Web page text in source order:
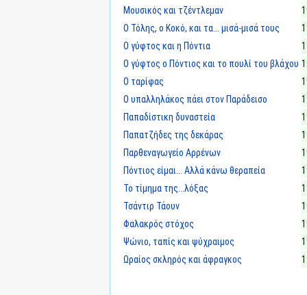
Μουσικός και τζέντλεμαν
Ο Τόλης, ο Κοκό, και τα... μισά-μισά τους
Ο γύφτος και η Πόντια
Ο γύφτος ο Πόντιος και το πουλί του βλάχου
Ο ταρίφας
Ο υπαλληλάκος πάει στον Παράδεισο
Παπαδίστικη δυναστεία
Παπατζήδες της δεκάρας
Παρθεναγωγείο Αρρένων
Πόντιος είμαι... Αλλά κάνω θεραπεία
Το τίμημα της...λόξας
Τσάντιρ Τάουν
Φαλακρός στόχος
Ψώνιο, ταπίς και ψύχραιμος
Ωραίος σκληρός και άφραγκος